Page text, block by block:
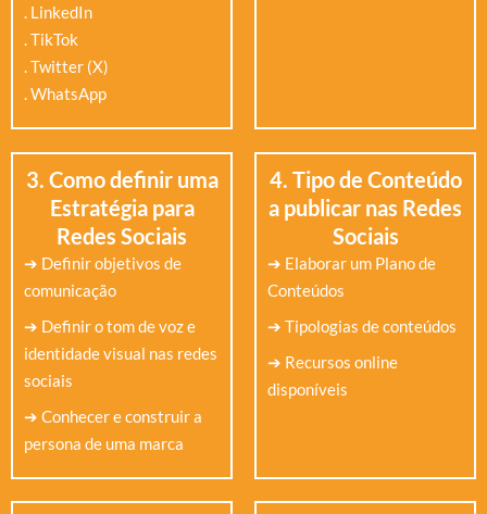
. LinkedIn
. TikTok
. Twitter (X)
. WhatsApp
3. Como definir uma
Estratégia para
Redes Sociais
➔ Definir objetivos de
comunicação
➔ Definir o tom de voz e
identidade visual nas redes
sociais
➔ Conhecer e construir a
persona de uma marca
4. Tipo de Conteúdo
a publicar nas Redes
Sociais
➔ Elaborar um Plano de
Conteúdos
➔ Tipologias de conteúdos
➔ Recursos online
disponíveis